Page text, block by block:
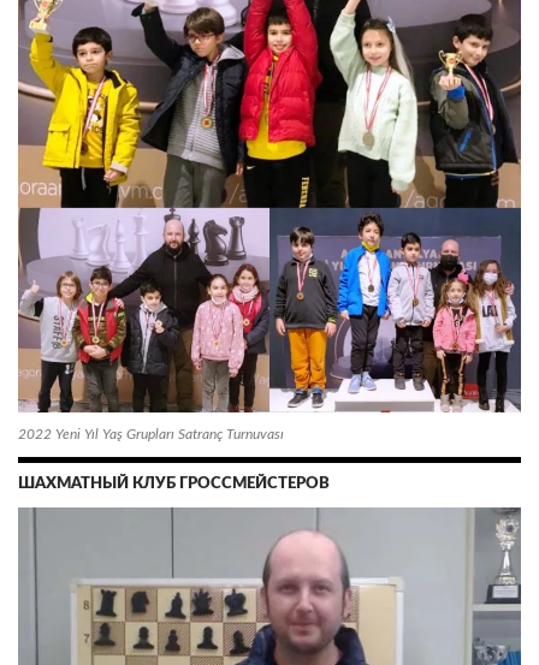
2022 Yeni Yıl Yaş Grupları Satranç Turnuvası
ШАХМАТНЫЙ КЛУБ ГРОССМЕЙСТЕРОВ